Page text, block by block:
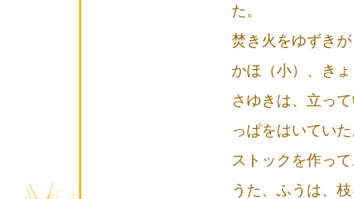
た。
焚き火をゆずき
かほ（小）、き
さゆきは、立っ
っぱをはいてい
ストックを作っ
うた、ふうは、